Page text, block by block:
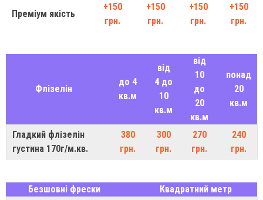
Преміум якість
+150
грн.
+150
грн.
+150
грн.
+150
грн.
Флізелін
до 4
кв.м
від
4 до
10
кв.м
від
10
до
20
кв.м
понад
20
кв.м
Гладкий флізелін
густина 170г/м.кв.
380
грн.
300
грн.
270
грн.
240
грн.
Безшовні фрески
Квадратний метр